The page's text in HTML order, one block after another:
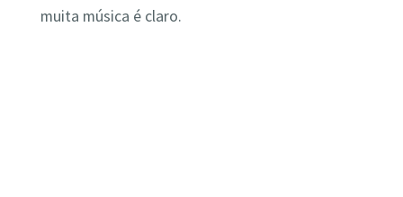
muita música é claro.